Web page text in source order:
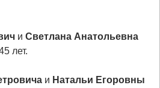
и Светлана Анатольевна
лет.
и Натальи Егоровны